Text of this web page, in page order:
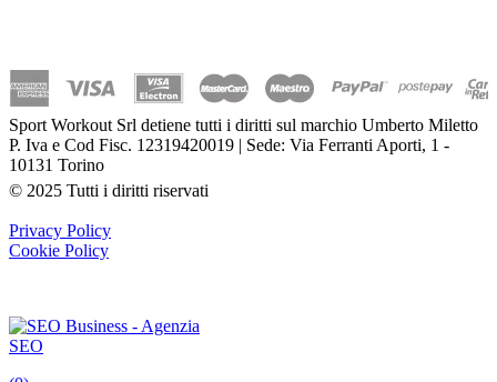
Sport Workout Srl detiene tutti i diritti sul marchio Umberto Miletto
P. Iva e Cod Fisc. 12319420019 | Sede: Via Ferranti Aporti, 1 -
10131 Torino
© 2025 Tutti i diritti riservati
Privacy Policy
Cookie Policy